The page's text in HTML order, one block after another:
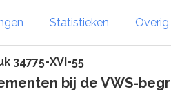
Statistieken Overig
34775-XVI-55
bij de VWS-